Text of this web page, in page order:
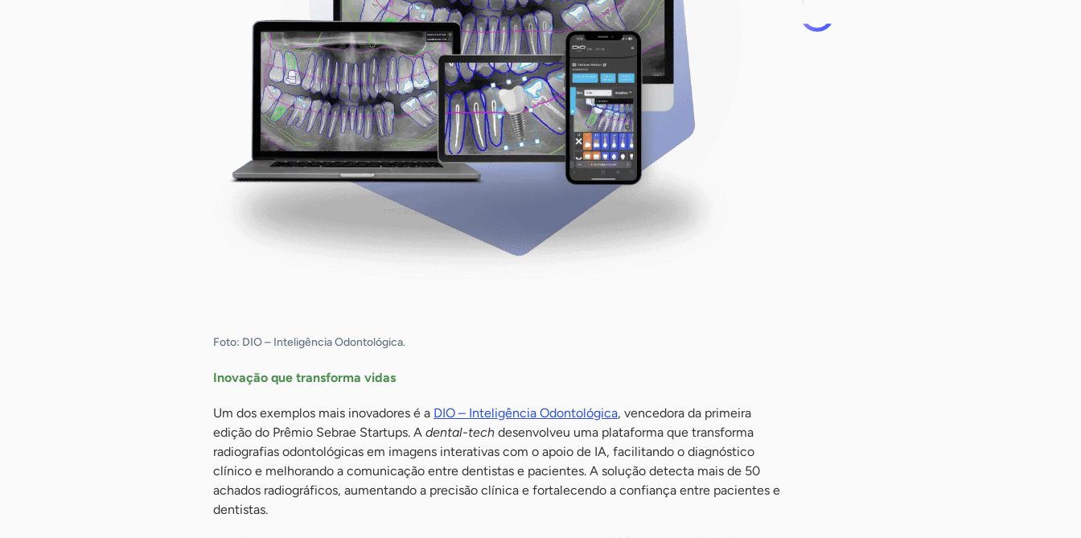
Foto: DIO – Inteligência Odontológica.
Inovação que transforma vidas
Um dos exemplos mais inovadores é a DIO – Inteligência Odontológica, vencedora da primeira
edição do Prêmio Sebrae Startups. A dental-tech desenvolveu uma plataforma que transforma
radiografias odontológicas em imagens interativas com o apoio de IA, facilitando o diagnóstico
clínico e melhorando a comunicação entre dentistas e pacientes. A solução detecta mais de 50
achados radiográficos, aumentando a precisão clínica e fortalecendo a confiança entre pacientes e
dentistas.